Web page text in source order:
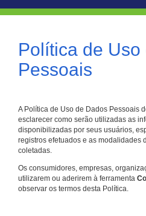
Política de Uso
Pessoais
A Política de Uso de Dados Pessoais
esclarecer como serão utilizadas as
disponibilizadas por seus usuários,
registros efetuados e as modalidades
coletadas.
Os consumidores, empresas,
utilizarem ou aderirem à ferramenta
observar os termos desta Política.